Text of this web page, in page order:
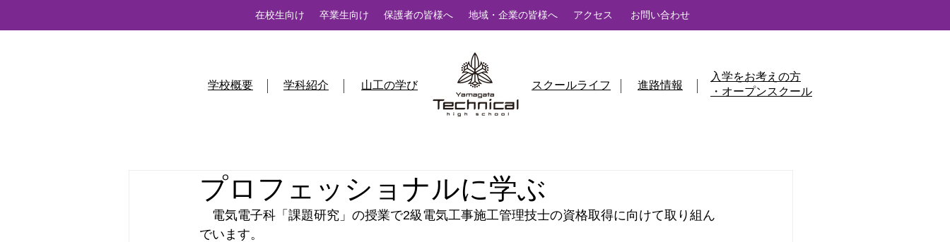
在校生向け 卒業生向け 保護者の皆様へ 地域・企業の皆様へ アクセス お問い合わせ
学校概要 学科紹介 山工の学び スクールライフ 進路情報
入学をお考えの方
・オープンスクール
プロフェッショナルに学ぶ
電気電子科「課題研究」の授業で2級電気工事施工管理技士の資格取得に向けて取り組ん
でいます。